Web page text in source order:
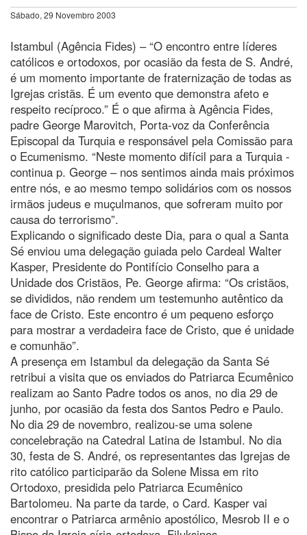
Sábado, 29 Novembro 2003
Istambul (Agência Fides) – “O encontro entre líderes
católicos e ortodoxos, por ocasião da festa de S. André,
é um momento importante de fraternização de todas as
Igrejas cristãs. É um evento que demonstra afeto e
respeito recíproco.” É o que afirma à Agência Fides,
padre George Marovitch, Porta-voz da Conferência
Episcopal da Turquia e responsável pela Comissão para
o Ecumenismo. “Neste momento difícil para a Turquia -
continua p. George – nos sentimos ainda mais próximos
entre nós, e ao mesmo tempo solidários com os nossos
irmãos judeus e muçulmanos, que sofreram muito por
causa do terrorismo”.
Explicando o significado deste Dia, para o qual a Santa
Sé enviou uma delegação guiada pelo Cardeal Walter
Kasper, Presidente do Pontifício Conselho para a
Unidade dos Cristãos, Pe. George afirma: “Os cristãos,
se divididos, não rendem um testemunho autêntico da
face de Cristo. Este encontro é um pequeno esforço
para mostrar a verdadeira face de Cristo, que é unidade
e comunhão”.
A presença em Istambul da delegação da Santa Sé
retribui a visita que os enviados do Patriarca Ecumênico
realizam ao Santo Padre todos os anos, no dia 29 de
junho, por ocasião da festa dos Santos Pedro e Paulo.
No dia 29 de novembro, realizou-se uma solene
concelebração na Catedral Latina de Istambul. No dia
30, festa de S. André, os representantes das Igrejas de
rito católico participarão da Solene Missa em rito
Ortodoxo, presidida pelo Patriarca Ecumênico
Bartolomeu. Na parte da tarde, o Card. Kasper vai
encontrar o Patriarca armênio apostólico, Mesrob II e o